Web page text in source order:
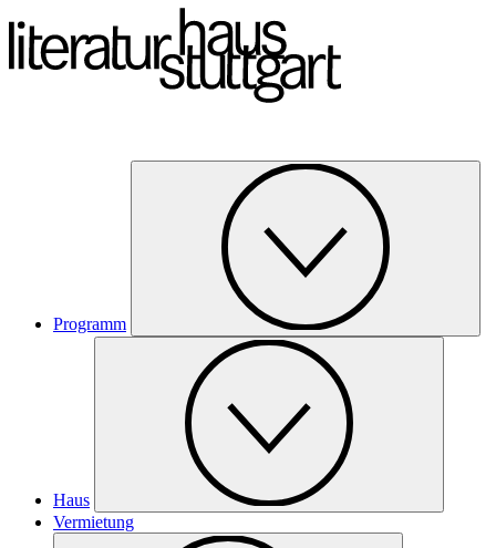
Programm
Haus
Vermietung